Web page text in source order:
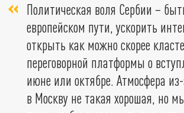
Политическая воля Сербии –
европейском пути, ускорить
открыть как можно скорее
переговорной платформы о
июне или октябре. Атмосфера
в Москву не такая хорошая, но